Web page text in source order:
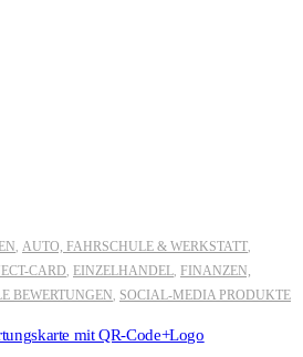
, AUTO, FAHRSCHULE & WERKSTATT,
CARD, EINZELHANDEL, FINANZEN,
BEWERTUNGEN, SOCIAL-MEDIA PRODUKTE
mit QR-Code+Logo